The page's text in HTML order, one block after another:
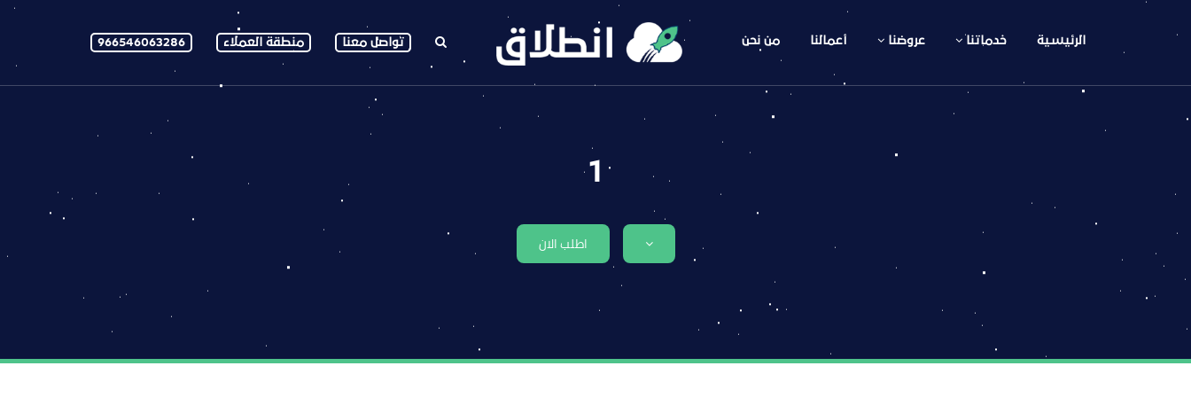
الرئيسية خدماتنا عروضنا أعمالنا من نحن تواصل معنا منطقة العملاء 966546063286
1
اطلب الان